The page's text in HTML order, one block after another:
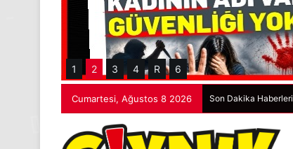
1 2 3 4 R 6
Cumartesi, Ağustos 8 2026 Son Dakika Haberleri